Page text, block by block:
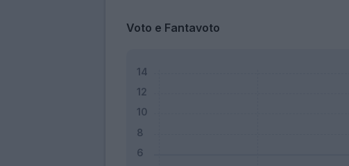
Voto e Fantavoto